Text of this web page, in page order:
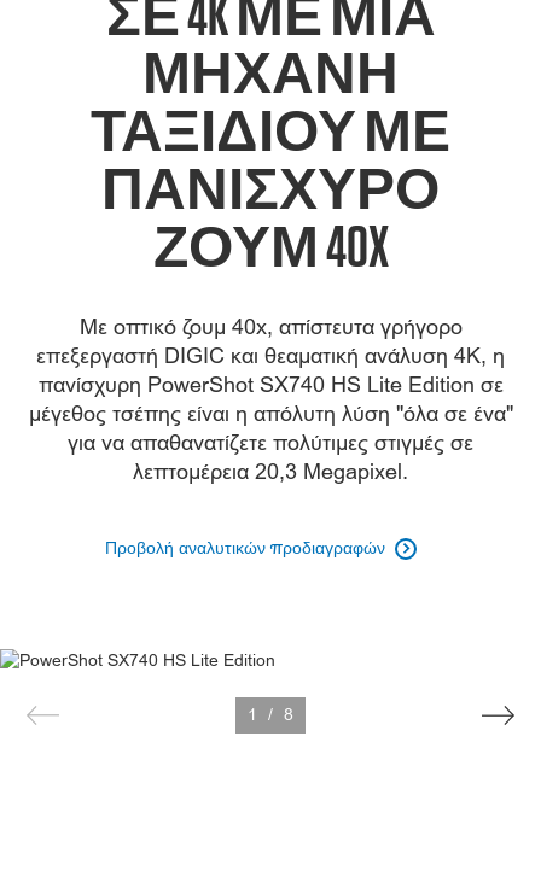
ΜΗΧΑΝΉ
ΤΑΞΙΔΙΟΎ ΜΕ
ΠΑΝΊΣΧΥΡΟ
ΖΟΥΜ 40X
Με οπτικό ζουμ 40x, απίστευτα γρήγορο
επεξεργαστή DIGIC και θεαματική ανάλυση 4K, η
πανίσχυρη PowerShot SX740 HS Lite Edition σε
μέγεθος τσέπης είναι η απόλυτη λύση "όλα σε ένα"
για να απαθανατίζετε πολύτιμες στιγμές σε
λεπτομέρεια 20,3 Megapixel.
Προβολή αναλυτικών προδιαγραφών 
1 / 8